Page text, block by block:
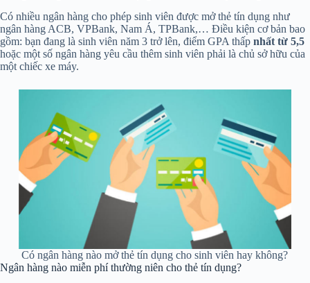
Có nhiều ngân hàng cho phép sinh viên được mở thẻ tín dụng như
ngân hàng ACB, VPBank, Nam Á, TPBank,… Điều kiện cơ bản bao
gồm: bạn đang là sinh viên năm 3 trở lên, điểm GPA thấp nhất từ 5,5
hoặc một số ngân hàng yêu cầu thêm sinh viên phải là chủ sở hữu của
một chiếc xe máy.
Có ngân hàng nào mở thẻ tín dụng cho sinh viên hay không?
Ngân hàng nào miễn phí thường niên cho thẻ tín dụng?